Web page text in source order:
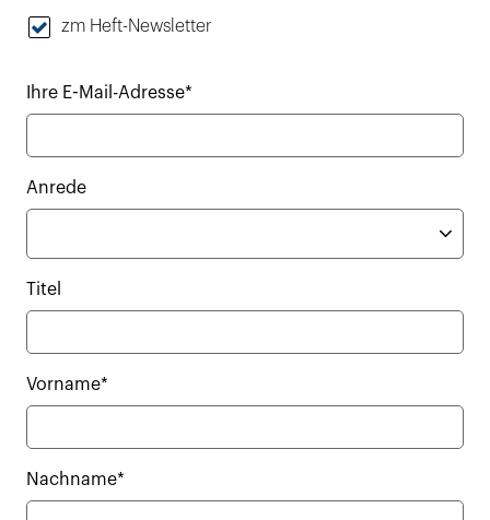
zm Heft-Newsletter
Ihre E-Mail-Adresse*
Anrede
Titel
Vorname*
Nachname*